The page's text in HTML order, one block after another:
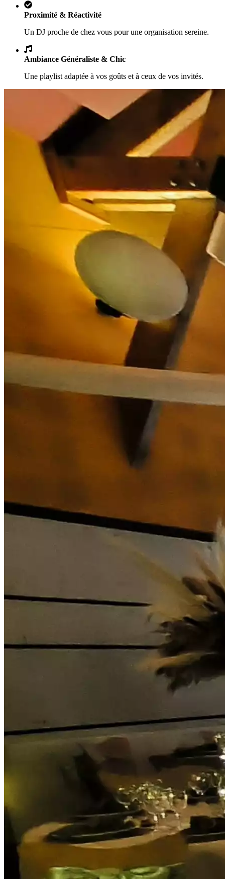
Proximité & Réactivité
Un DJ proche de chez vous pour une organisation sereine.
Ambiance Généraliste & Chic
Une playlist adaptée à vos goûts et à ceux de vos invités.